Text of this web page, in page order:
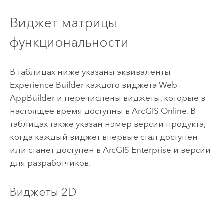
Виджет матрицы
функциональности
В таблицах ниже указаны эквиваленты
Experience Builderкаждого виджета Web
AppBuilderи перечислены виджеты, которые в
настоящее время доступны в ArcGIS Online. В
таблицах также указан номер версии продукта,
когда каждый виджет впервые стал доступен
или станет доступен в ArcGIS Enterprise и версии
для разработчиков.
Виджеты 2D